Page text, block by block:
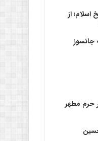
از
جانسوز
حرم مطهر